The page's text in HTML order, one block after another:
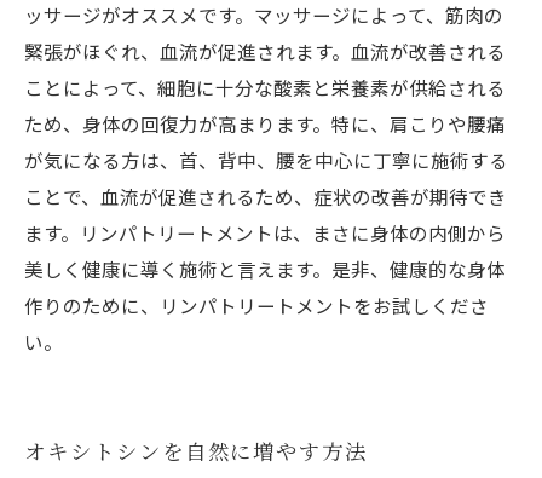
ッサージがオススメです。マッサージによって、筋肉の
緊張がほぐれ、血流が促進されます。血流が改善される
ことによって、細胞に十分な酸素と栄養素が供給される
ため、身体の回復力が高まります。特に、肩こりや腰痛
が気になる方は、首、背中、腰を中心に丁寧に施術する
ことで、血流が促進されるため、症状の改善が期待でき
ます。リンパトリートメントは、まさに身体の内側から
美しく健康に導く施術と言えます。是非、健康的な身体
作りのために、リンパトリートメントをお試しくださ
い。
オキシトシンを自然に増やす方法